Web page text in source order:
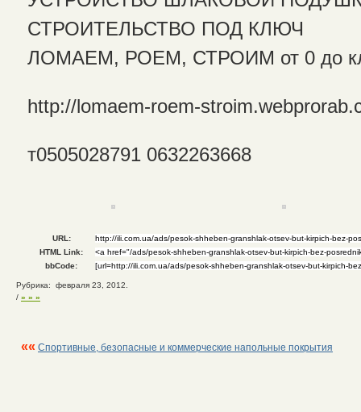
СТРОИТЕЛЬСТВО ПОД КЛЮЧ
ЛОМАЕМ, РОЕМ, СТРОИМ от 0 до
http://lomaem-roem-
т0505028791 0632263668
URL:
HTML Link:
bbCode:
Рубрика: февраля 23, 2012.
/ » » »
«« Спортивные, безопасные и коммерческие напольные покрытия